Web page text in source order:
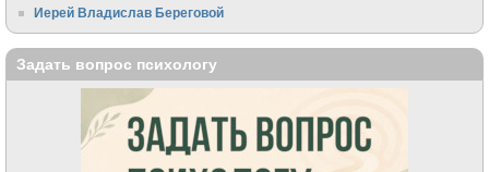
Иерей Владислав Береговой
Задать вопрос психологу